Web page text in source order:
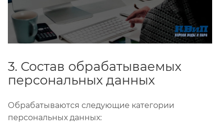
3. Состав обрабатываемых
персональных данных
Обрабатываются следующие категории
персональных данных: